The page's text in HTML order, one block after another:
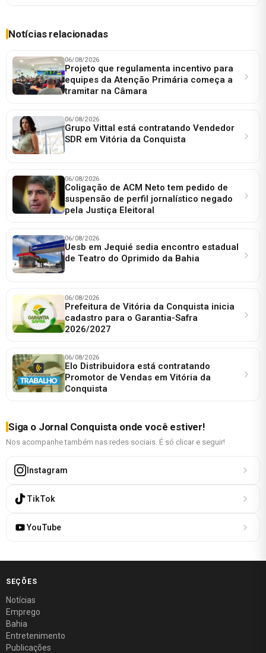
Notícias relacionadas
06/08/2026
Projeto que regulamenta incentivo para
equipes da Atenção Primária começa a
tramitar na Câmara
06/08/2026
Grupo Vittal está contratando Vendedor
SDR em Vitória da Conquista
06/08/2026
Coligação de ACM Neto tem pedido de
suspensão de perfil jornalístico negado
pela Justiça Eleitoral
06/08/2026
Uesb em Jequié sedia encontro estadual
de Teatro do Oprimido da Bahia
06/08/2026
Prefeitura de Vitória da Conquista inicia
cadastro para o Garantia-Safra
2026/2027
06/08/2026
Elo Distribuidora está contratando
Promotor de Vendas em Vitória da
Conquista
Siga o Jornal Conquista onde você estiver!
Nos acompanhe também nas redes sociais. É só clicar e seguir!
Instagram
TikTok
YouTube
SEÇÕES
Notícias
Emprego
Bahia
Entretenimento
Publicações